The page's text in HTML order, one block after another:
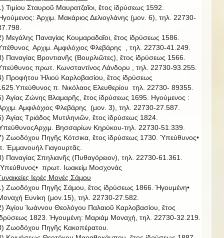
Τιμίου Σταυροῦ Μαυρατζαῖοι, ἔτος ἱδρύσεως 1592.
Ἀρχιμ. Μακάριος Δελιογλάνης (μον. 6), τηλ. 22730-
Μεγάλης Παναγίας Κουμαραδαῖοι, ἔτος ἱδρύσεως 1586.
Αρχιμ. Αμφιλόχιος Φλεβάρης , τηλ. 22730-41.249.
Παναγίας Βροντιανῆς (Βουρλιῶτες), ἔτος ἱδρύσεως 1566.
πρωτ. Κωνσταντίνος Λάνδορυ , τηλ. 22730-93.255.
Προφήτου Ἠλιού Καρλοβασίου, ἔτος ἱδρύσεως
π. Νικόλαος Ελευθερίου τηλ. 22730- 89355.
Ἁγίας Ζώνης Βλαμαρῆς, ἔτος ἱδρύσεως 1695. Ηγούμενος :
Αμφιλόχιος Φλεβάρης (μον. 3), τηλ. 22730-27.587.
Ἁγίας Τριάδος Μυτιληνιῶν, ἔτος ἱδρύσεως 1824.
Βησσαρίων Κηρύκου-τηλ. 22730-51.339.
Ζωοδόχου Πηγῆς Κότσικα, ἔτος ἱδρύσεως 1730. Ὑπεύθυνος•
Ἐμμανουήλ Γιαγουρτᾶς.
Παναγίας Σπηλιανῆς (Πυθαγόρειον), τηλ. 22730-61.361.
πρωτ. Ιωακείμ Μοσχονάς
Ιερές Μονές Σάμου
Ζωοδόχου Πηγῆς Σάμου, ἔτος ἱδρύσεως 1866. Ἡγουμένη•
Ευνίκη (μον.15), τηλ. 22730-27.582.
Ἁγίου Ἰωάννου Θεολόγου Παλαιοῦ Καρλοβασίου, ἔτος
1823. Ἡγουμένη: Μαριάμ Μοναχή, τηλ. 22730-32.219.
Ζωοδόχου Πηγῆς Κακοπέρατου.